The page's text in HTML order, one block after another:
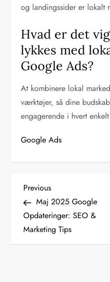
og landingssider er lokalt
Hvad er det
lykkes med
Google Ads?
At kombinere lokal
værktøjer, så dine
engagerende i hvert
Google Ads
I
n
d
l
Previous
Post
Previous
Maj 2025 Google
Opdateringer: SEO &
Marketing Tips